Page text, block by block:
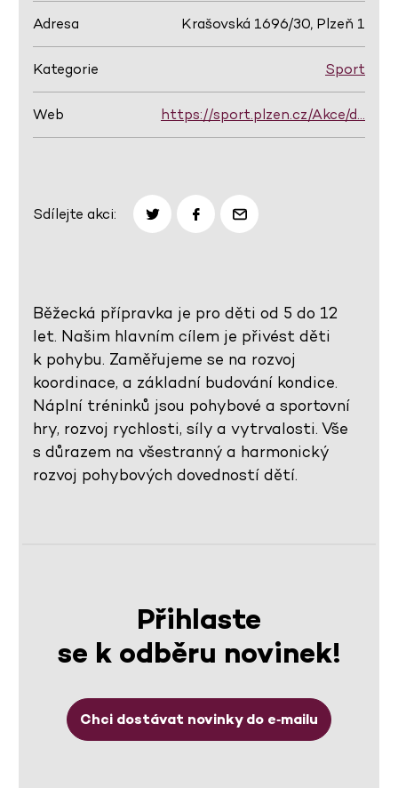
Adresa Krašovská 1696/30, Plzeň 1
Kategorie Sport
Web https://sport.plzen.cz/Akce/d…
Sdílejte akci:
Běžecká přípravka je pro děti od 5 do 12
let. Našim hlavním cílem je přivést děti
k pohybu. Zaměřujeme se na rozvoj
koordinace, a základní budování kondice.
Náplní tréninků jsou pohybové a sportovní
hry, rozvoj rychlosti, síly a vytrvalosti. Vše
s důrazem na všestranný a harmonický
rozvoj pohybových dovedností dětí.
Přihlaste
se k odběru novinek!
Chci dostávat novinky do e‑mailu